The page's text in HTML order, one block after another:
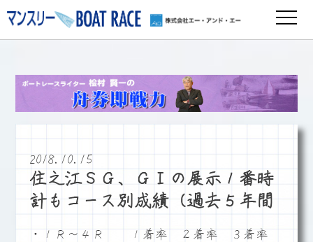
2018.10.15
住之江ＳＧ、ＧⅠの展示１番時
計もコース別成績（過去５年間
・１Ｒ～４Ｒ １着率 ２着率 ３着率